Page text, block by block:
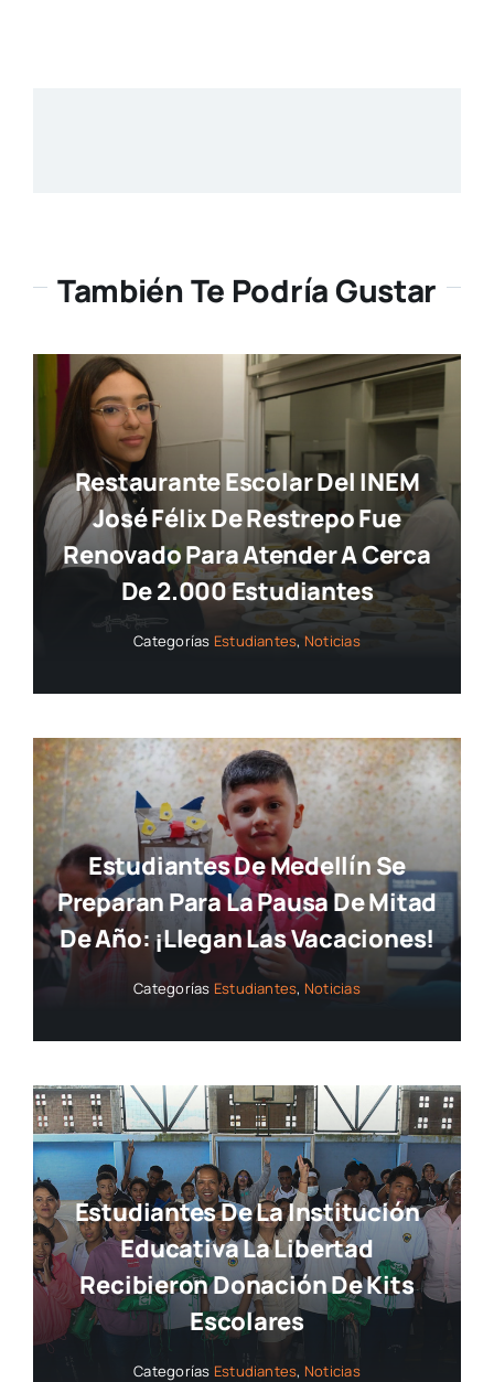
También Te Podría Gustar
Restaurante Escolar Del INEM
José Félix De Restrepo Fue
Renovado Para Atender A Cerca
De 2.000 Estudiantes
Categorías Estudiantes Noticias
Estudiantes De Medellín Se
Preparan Para La Pausa De Mitad
De Año: ¡llegan Las Vacaciones!
Categorías Estudiantes Noticias
Estudiantes De La Institución
Educativa La Libertad
Recibieron Donación De Kits
Escolares
Categorías Estudiantes Noticias